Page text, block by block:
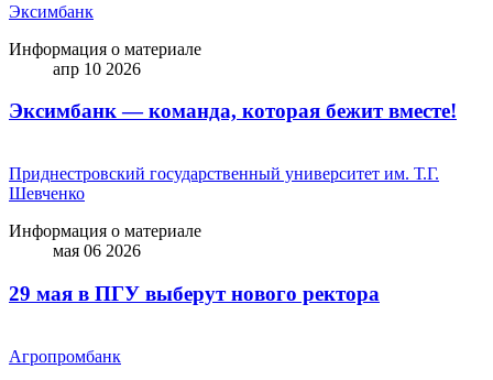
Эксимбанк
Информация о материале
апр 10 2026
Эксимбанк — команда, которая бежит вместе!
Приднестровский государственный университет им. Т.Г.
Шевченко
Информация о материале
мая 06 2026
29 мая в ПГУ выберут нового ректора
Агропромбанк